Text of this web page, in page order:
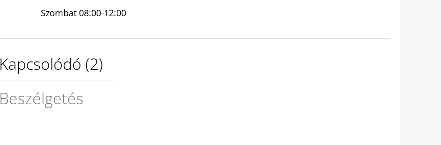
Szombat 08:00-12:00
Kapcsolódó (2)
Beszélgetés